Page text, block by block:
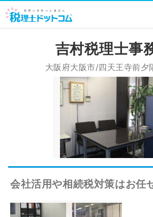
吉村税理士事
大阪府大阪市/四天王寺前夕
会社活用や相続税対策はお任